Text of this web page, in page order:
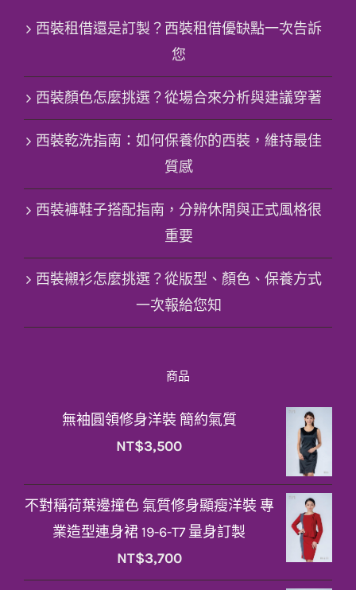
西裝租借還是訂製？西裝租借優缺點一次告訴
您
西裝顏色怎麼挑選？從場合來分析與建議穿著
西裝乾洗指南：如何保養你的西裝，維持最佳
質感
西裝褲鞋子搭配指南，分辨休閒與正式風格很
重要
西裝襯衫怎麼挑選？從版型、顏色、保養方式
一次報給您知
商品
無袖圓領修身洋裝 簡約氣質
NT$3,500
不對稱荷葉邊撞色 氣質修身顯瘦洋裝 專
業造型連身裙 19-6-T7 量身訂製
NT$3,700